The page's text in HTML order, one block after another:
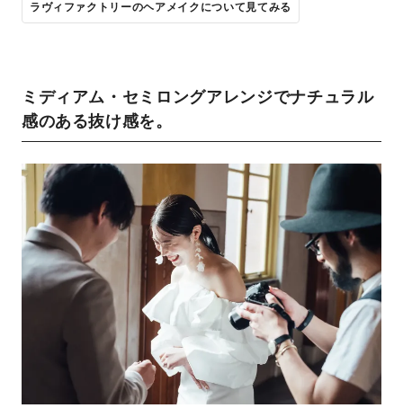
ラヴィファクトリーのヘアメイクについて見てみる
ミディアム・セミロングアレンジでナチュラル
感のある抜け感を。